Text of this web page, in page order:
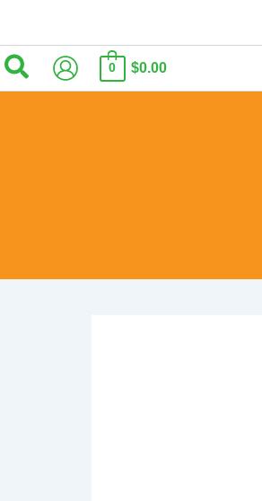
$0.00
0